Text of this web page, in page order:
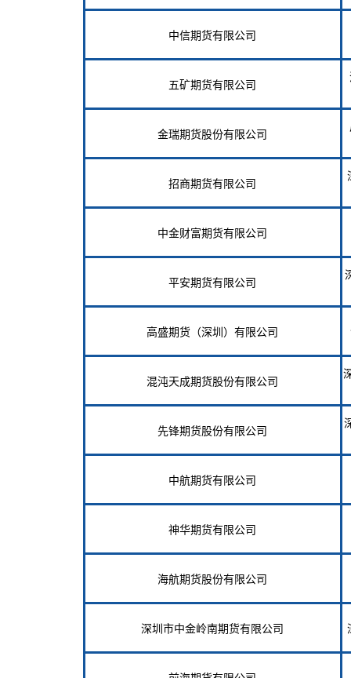
中信期货有限公司
五矿期货有限公司
金瑞期货股份有限公司
招商期货有限公司
中金财富期货有限公司
平安期货有限公司
高盛期货（深圳）有限公司
混沌天成期货股份有限公司
先锋期货股份有限公司
中航期货有限公司
神华期货有限公司
海航期货股份有限公司
深圳市中金岭南期货有限公司